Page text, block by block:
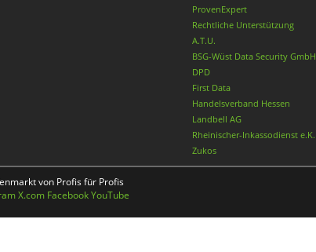
ProvenExpert
Rechtliche Unterstützung
A.T.U.
BSG-Wüst Data Security GmbH
DPD
First Data
Handelsverband Hessen
Landbell AG
Rheinischer-Inkassodienst e.K.
Zukos
von Profis für Profis
X.com FacebookYouTube